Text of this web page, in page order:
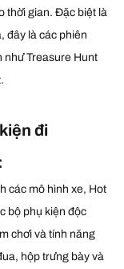
thời gian. Đặc biệt là
đây là các phiên
như Treasure Hunt
đi
các mô hình xe, Hot
bộ phụ kiện độc
chơi và tính năng
hộp trưng bày và